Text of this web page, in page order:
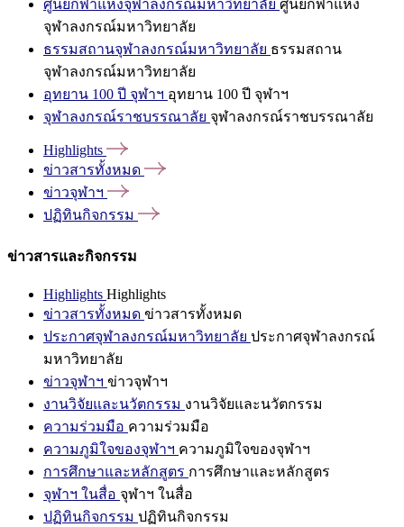
ศูนย์กีฬาแห่งจุฬาลงกรณ์มหาวิทยาลัย ศูนย์กีฬาแห่ง
จุฬาลงกรณ์มหาวิทยาลัย
ธรรมสถานจุฬาลงกรณ์มหาวิทยาลัย ธรรมสถาน
จุฬาลงกรณ์มหาวิทยาลัย
อุทยาน 100 ปี จุฬาฯ อุทยาน 100 ปี จุฬาฯ
จุฬาลงกรณ์ราชบรรณาลัย จุฬาลงกรณ์ราชบรรณาลัย
Highlights
ข่าวสารทั้งหมด
ข่าวจุฬาฯ
ปฏิทินกิจกรรม
ข่าวสารและกิจกรรม
Highlights Highlights
ข่าวสารทั้งหมด ข่าวสารทั้งหมด
ประกาศจุฬาลงกรณ์มหาวิทยาลัย ประกาศจุฬาลงกรณ์
มหาวิทยาลัย
ข่าวจุฬาฯ ข่าวจุฬาฯ
งานวิจัยและนวัตกรรม งานวิจัยและนวัตกรรม
ความร่วมมือ ความร่วมมือ
ความภูมิใจของจุฬาฯ ความภูมิใจของจุฬาฯ
การศึกษาและหลักสูตร การศึกษาและหลักสูตร
จุฬาฯ ในสื่อ จุฬาฯ ในสื่อ
ปฏิทินกิจกรรม ปฏิทินกิจกรรม